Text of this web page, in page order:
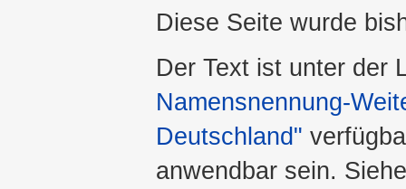
Diese Seite wurde
Der Text ist unter der
Namensnennung-
Deutschland"
anwendbar sein.